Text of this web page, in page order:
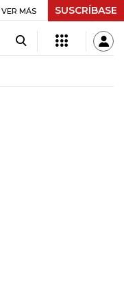
+0,98% UVR $ 416,86 +$
VER MÁS SUSCRÍBASE